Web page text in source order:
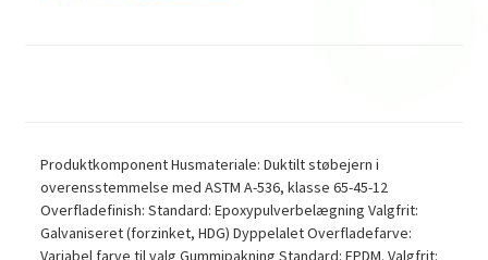
Produktkomponent Husmateriale: Duktilt støbejern i
overensstemmelse med ASTM A-536, klasse 65-45-12
Overfladefinish: Standard: Epoxypulverbelægning Valgfrit:
Galvaniseret (forzinket, HDG) Dyppelalet Overfladefarve:
Variabel farve til valg Gummipakning Standard: EPDM. Valgfrit: